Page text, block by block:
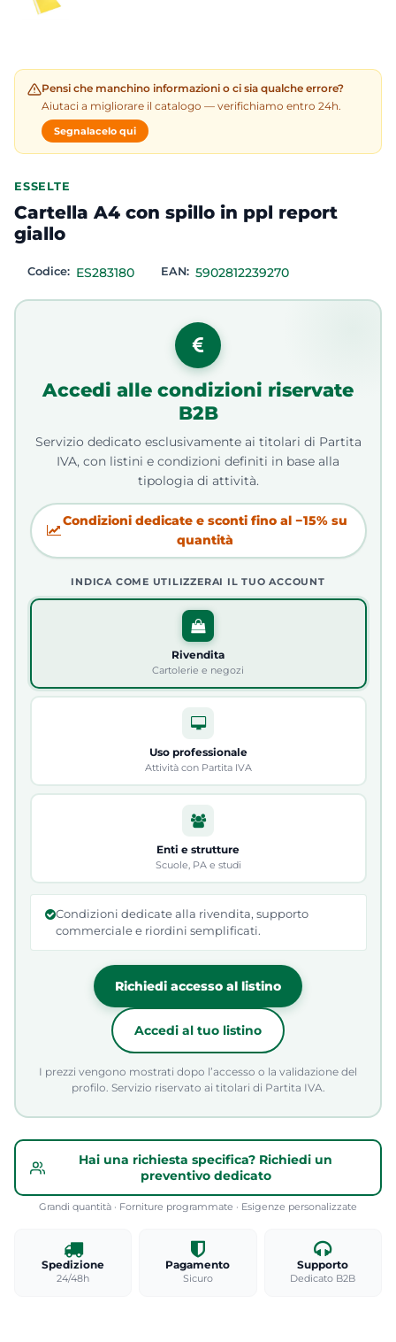
Pensi che manchino informazioni o ci sia qualche errore?
Aiutaci a migliorare il catalogo — verifichiamo entro 24h.
Segnalacelo qui
ESSELTE
Cartella A4 con spillo in ppl report
giallo
Codice: ES283180 EAN: 5902812239270
Accedi alle condizioni riservate
B2B
Servizio dedicato esclusivamente ai titolari di Partita
IVA, con listini e condizioni definiti in base alla
tipologia di attività.
Condizioni dedicate e sconti fino al −15% su
quantità
INDICA COME UTILIZZERAI IL TUO ACCOUNT
Rivendita
Cartolerie e negozi
Uso professionale
Attività con Partita IVA
Enti e strutture
Scuole, PA e studi
Condizioni dedicate alla rivendita, supporto
commerciale e riordini semplificati.
Richiedi accesso al listino
Accedi al tuo listino
I prezzi vengono mostrati dopo l’accesso o la validazione del
profilo. Servizio riservato ai titolari di Partita IVA.
Hai una richiesta specifica? Richiedi un
preventivo dedicato
Grandi quantità · Forniture programmate · Esigenze personalizzate
Spedizione
24/48h
Pagamento
Sicuro
Supporto
Dedicato B2B